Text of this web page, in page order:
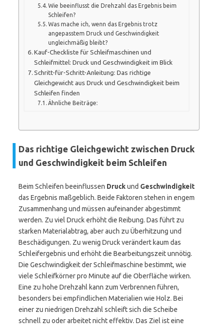
Wie beeinflusst die Drehzahl das Ergebnis beim
Schleifen?
Was mache ich, wenn das Ergebnis trotz
angepasstem Druck und Geschwindigkeit
ungleichmäßig bleibt?
Kauf-Checkliste für Schleifmaschinen und
Schleifmittel: Druck und Geschwindigkeit im Blick
Schritt-für-Schritt-Anleitung: Das richtige
Gleichgewicht aus Druck und Geschwindigkeit beim
Schleifen finden
Ähnliche Beiträge:
Das richtige Gleichgewicht zwischen Druck
und Geschwindigkeit beim Schleifen
Beim Schleifen beeinflussen Druckund Geschwindigkeit
das Ergebnis maßgeblich. Beide Faktoren stehen in engem
Zusammenhang und müssen aufeinander abgestimmt
werden. Zu viel Druck erhöht die Reibung. Das führt zu
starken Materialabtrag, aber auch zu Überhitzung und
Beschädigungen. Zu wenig Druck verändert kaum das
Schleifergebnis und erhöht die Bearbeitungszeit unnötig.
Die Geschwindigkeit der Schleifmaschine bestimmt, wie
viele Schleifkörner pro Minute auf die Oberfläche wirken.
Eine zu hohe Drehzahl kann zum Verbrennen führen,
besonders bei empfindlichen Materialien wie Holz. Bei
einer zu niedrigen Drehzahl schleift sich die Scheibe
schnell zu oder arbeitet nicht effektiv. Das Ziel ist eine